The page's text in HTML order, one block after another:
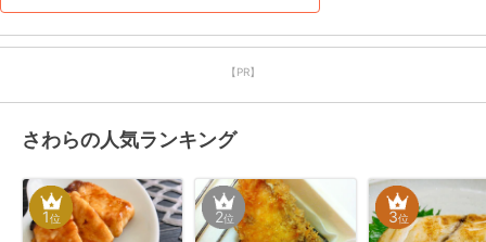
【PR】
さわらの人気ランキング
1位 2位 3位